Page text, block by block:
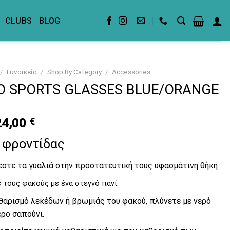
CLUBS BLOG
/ Γυναικεία / Shop By Category / Accessories
SPORTS GLASSES BLUE/ORANGE
€.
€Current
price
is:
24,00 €.
τα γυαλιά στην προστατευτική τους υφασμάτινη θήκη
τους φακούς με ένα στεγνό πανί.
λεκέδων ή βρωμιάς του φακού, πλύνετε με νερό
σαπούνι.